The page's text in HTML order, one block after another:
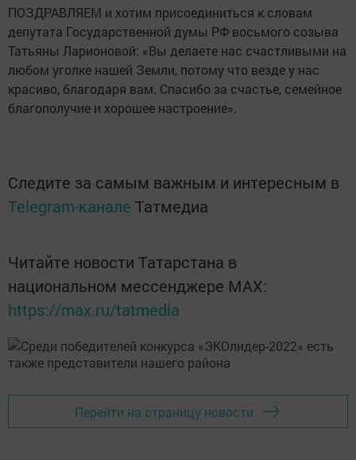
ПОЗДРАВЛЯЕМ и хотим присоединиться к словам
депутата Государственной думы РФ восьмого созыва
Татьяны Ларионовой: «Вы делаете нас счастливыми на
любом уголке нашей Земли, потому что везде у нас
красиво, благодаря вам. Спасибо за счастье, семейное
благополучие и хорошее настроение».
Следите за самым важным и интересным в
Telegram-канале Татмедиа
Читайте новости Татарстана в
национальном мессенджере MАХ:
https://max.ru/tatmedia
Перейти на страницу новости